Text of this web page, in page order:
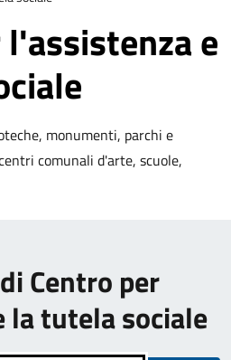
e
monumenti, parchi e
comunali d'arte, scuole,
Centro per
la tutela sociale